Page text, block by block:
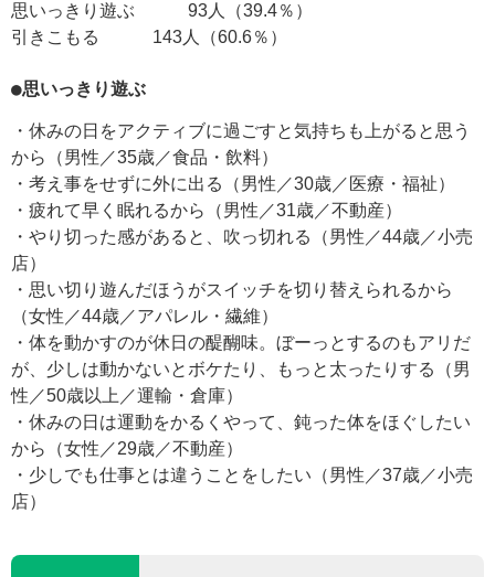
思いっきり遊ぶ 93人（39.4％）
引きこもる 143人（60.6％）
●思いっきり遊ぶ
・休みの日をアクティブに過ごすと気持ちも上がると思う
から（男性／35歳／食品・飲料）
・考え事をせずに外に出る（男性／30歳／医療・福祉）
・疲れて早く眠れるから（男性／31歳／不動産）
・やり切った感があると、吹っ切れる（男性／44歳／小売
店）
・思い切り遊んだほうがスイッチを切り替えられるから
（女性／44歳／アパレル・繊維）
・体を動かすのが休日の醍醐味。ぼーっとするのもアリだ
が、少しは動かないとボケたり、もっと太ったりする（男
性／50歳以上／運輸・倉庫）
・休みの日は運動をかるくやって、鈍った体をほぐしたい
から（女性／29歳／不動産）
・少しでも仕事とは違うことをしたい（男性／37歳／小売
店）